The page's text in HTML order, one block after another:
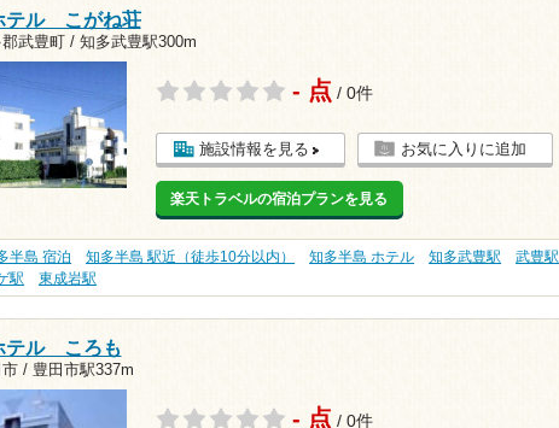
テル こがね荘
武豊町 / 知多武豊駅300m
- 点 / 0件
施設情報を見る お気に入りに追加
楽天トラベルの宿泊プランを見る
半島 宿泊 知多半島 駅近（徒歩10分以内） 知多半島 ホテル 知多武豊駅
武豊駅
駅
東成岩駅
テル ころも
市 / 豊田市駅337m
- 点 / 0件